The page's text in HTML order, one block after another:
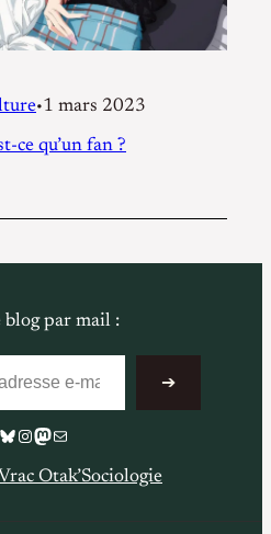
•1 mars 2023
ce qu’un fan ?
blog par mail :
➔
Bluesky
Instagram
Mastodon
E-mail
Vrac Otak’Sociologie